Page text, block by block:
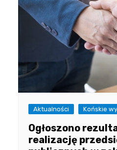
Aktualności Końskie
Ogłoszono
realizację